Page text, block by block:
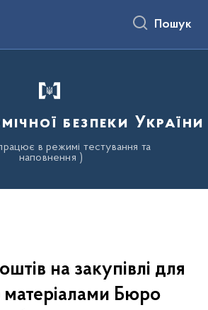
Пошук
безпеки України
в режимі тестування та
наповнення )
на закупівлі для
Бюро